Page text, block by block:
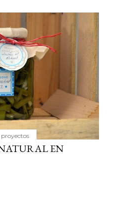
proyectos
EN